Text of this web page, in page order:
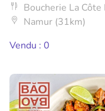
Boucherie La Côte
Namur (31km)
Vendu : 0